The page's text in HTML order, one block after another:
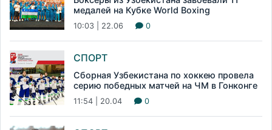
медалей на Кубке World Boxing
10:03 | 22.06 0
СПОРТ
Сборная Узбекистана по хоккею провела
серию победных матчей на ЧМ в Гонконге
11:54 | 20.04 0